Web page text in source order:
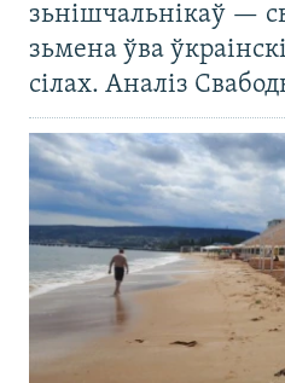
зьнішчальнікаў —
зьмена ўва
сілах. Аналіз